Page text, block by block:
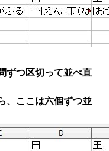
ずつ区切って並べ直
、ここは六個ずつ並